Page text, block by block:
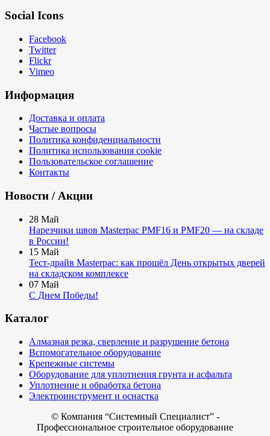
Social Icons
Facebook
Twitter
Flickr
Vimeo
Информация
Доставка и оплата
Частые вопросы
Политика конфиденциальности
Политика использования cookie
Пользовательское соглашение
Контакты
Новости / Акции
28 Май
Нарезчики швов Masterpac PMF16 и PMF20 — на складе
в России!
15 Май
Тест-драйв Masterpac: как прошёл День открытых дверей
на складском комплексе
07 Май
С Днем Победы!
Каталог
Алмазная резка, сверление и разрушение бетона
Вспомогательное оборудование
Крепежные системы
Оборудование для уплотнения грунта и асфальта
Уплотнение и обработка бетона
Электроинструмент и оснастка
© Компания “Системный Специалист” -
Профессиональное строительное оборудование